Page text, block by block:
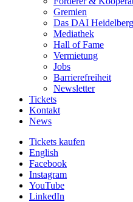
Gremien
Das DAI
Mediathek
Hall of Fame
Vermietung
Jobs
Barrierefreiheit
Newsletter
Tickets
Kontakt
News
Tickets kaufen
English
Facebook
Instagram
YouTube
LinkedIn